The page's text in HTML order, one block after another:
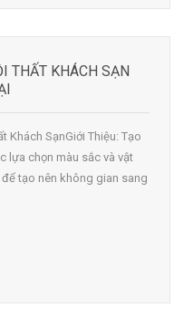
THẤT KHÁCH SẠN
Khách SạnGiới Thiệu: Tạo
lựa chọn màu sắc và vật
tạo nên không gian sang